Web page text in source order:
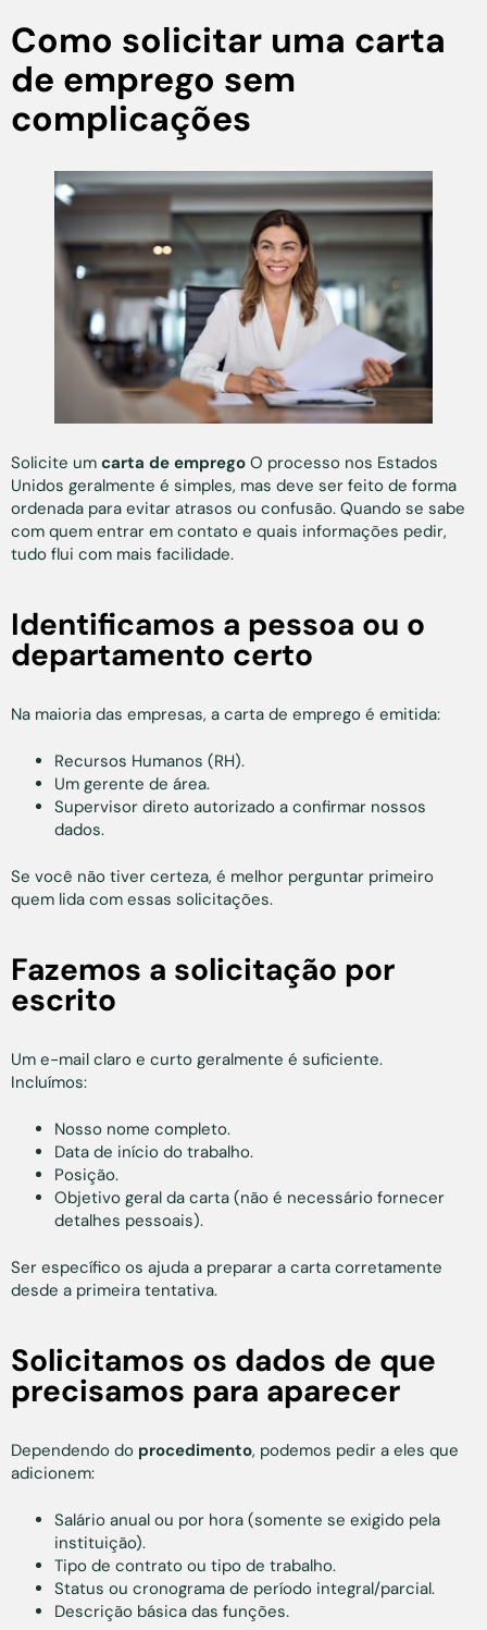
Como solicitar uma carta
de emprego sem
complicações
Solicite um carta de emprego O processo nos Estados
Unidos geralmente é simples, mas deve ser feito de forma
ordenada para evitar atrasos ou confusão. Quando se sabe
com quem entrar em contato e quais informações pedir,
tudo flui com mais facilidade.
Identificamos a pessoa ou o
departamento certo
Na maioria das empresas, a carta de emprego é emitida:
Recursos Humanos (RH).
Um gerente de área.
Supervisor direto autorizado a confirmar nossos
dados.
Se você não tiver certeza, é melhor perguntar primeiro
quem lida com essas solicitações.
Fazemos a solicitação por
escrito
Um e-mail claro e curto geralmente é suficiente.
Incluímos:
Nosso nome completo.
Data de início do trabalho.
Posição.
Objetivo geral da carta (não é necessário fornecer
detalhes pessoais).
Ser específico os ajuda a preparar a carta corretamente
desde a primeira tentativa.
Solicitamos os dados de que
precisamos para aparecer
Dependendo do procedimento, podemos pedir a eles que
adicionem:
Salário anual ou por hora (somente se exigido pela
instituição).
Tipo de contrato ou tipo de trabalho.
Status ou cronograma de período integral/parcial.
Descrição básica das funções.